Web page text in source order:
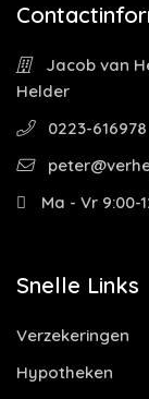
Jacob van
Helder
0223-616978
Ma - Vr 9:00-
Snelle Links
Verzekeringen
Hypotheken